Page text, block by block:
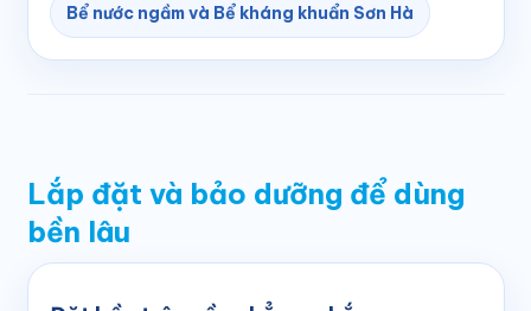
Bể nước ngầm và Bể kháng khuẩn Sơn Hà
Lắp đặt và bảo dưỡng để dùng
bền lâu